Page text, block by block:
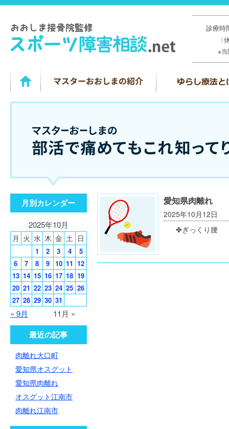
診療
※
愛知県肉離れ
2025年10月12日
✤ぎっくり
月別カレンダー
2025年10月
月 火 水 木 金 土 日
« 9月 11月 »
1 2 3 4
5
6
7 8 9 10 11 12
13 14 15 16 17 18 19
20 21 22 23 24 25 26
27 28 29 30 31
最近の記事
肉離れ大口町
愛知県オスグット
愛知県肉離れ
オスグット江南市
肉離れ江南市